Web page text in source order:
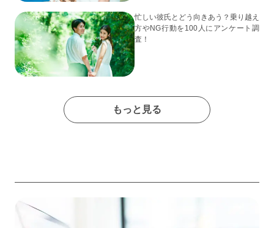
忙しい彼氏とどう向きあう？乗り越え
方やNG行動を100人にアンケート調
査！
もっと見る